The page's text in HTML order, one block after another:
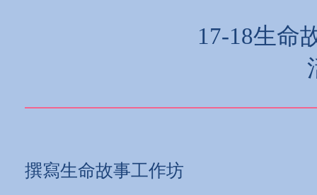
17-18生命
​撰寫生命故事工作坊